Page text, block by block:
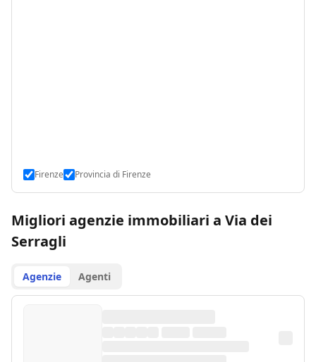
Firenze Provincia di Firenze
Migliori agenzie immobiliari a Via dei
Serragli
Agenzie Agenti